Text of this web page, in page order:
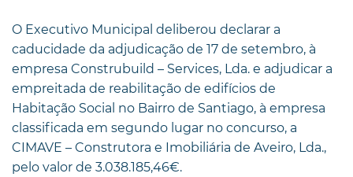
O Executivo Municipal deliberou declarar a
caducidade da adjudicação de 17 de setembro, à
empresa Construbuild – Services, Lda. e adjudicar a
empreitada de reabilitação de edifícios de
Habitação Social no Bairro de Santiago, à empresa
classificada em segundo lugar no concurso, a
CIMAVE – Construtora e Imobiliária de Aveiro, Lda.,
pelo valor de 3.038.185,46€.